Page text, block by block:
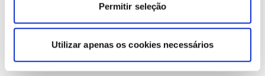
Permitir seleção
Utilizar apenas os cookies necessários